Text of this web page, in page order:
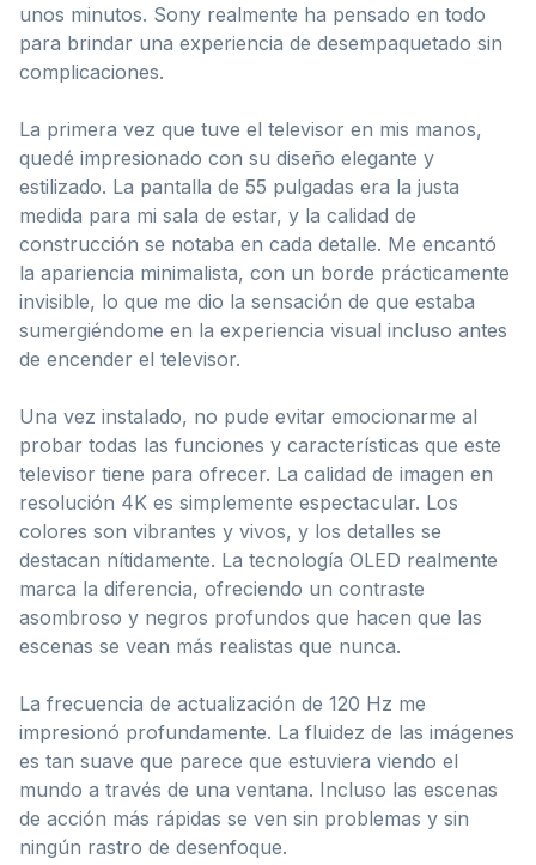
unos minutos. Sony realmente ha pensado en todo
para brindar una experiencia de desempaquetado sin
complicaciones.
La primera vez que tuve el televisor en mis manos,
quedé impresionado con su diseño elegante y
estilizado. La pantalla de 55 pulgadas era la justa
medida para mi sala de estar, y la calidad de
construcción se notaba en cada detalle. Me encantó
la apariencia minimalista, con un borde prácticamente
invisible, lo que me dio la sensación de que estaba
sumergiéndome en la experiencia visual incluso antes
de encender el televisor.
Una vez instalado, no pude evitar emocionarme al
probar todas las funciones y características que este
televisor tiene para ofrecer. La calidad de imagen en
resolución 4K es simplemente espectacular. Los
colores son vibrantes y vivos, y los detalles se
destacan nítidamente. La tecnología OLED realmente
marca la diferencia, ofreciendo un contraste
asombroso y negros profundos que hacen que las
escenas se vean más realistas que nunca.
La frecuencia de actualización de 120 Hz me
impresionó profundamente. La fluidez de las imágenes
es tan suave que parece que estuviera viendo el
mundo a través de una ventana. Incluso las escenas
de acción más rápidas se ven sin problemas y sin
ningún rastro de desenfoque.